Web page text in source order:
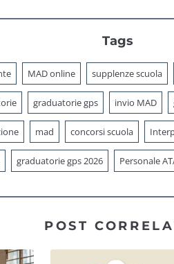
Tags
MAD online supplenze scuola
graduatorie gps invio MAD
mad concorsi scuola
graduatorie gps 2026 Personale
POST